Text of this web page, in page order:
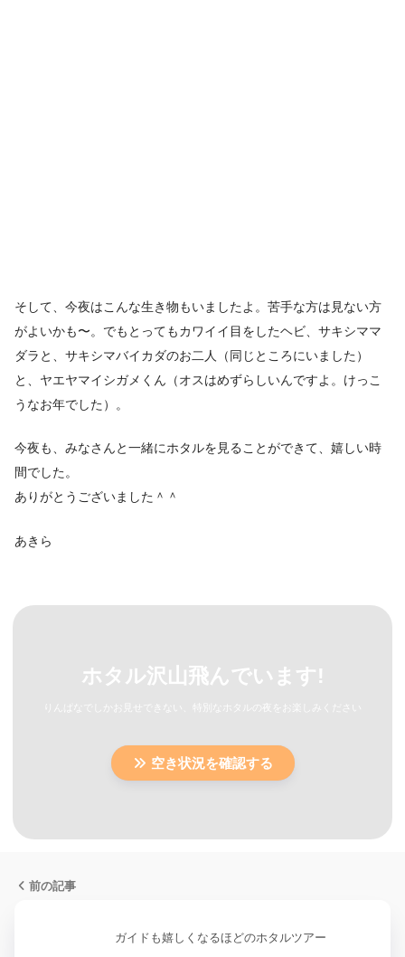
そして、今夜はこんな生き物もいましたよ。苦手な方は見ない方
がよいかも〜。でもとってもカワイイ目をしたヘビ、サキシママ
ダラと、サキシマバイカダのお二人（同じところにいました）
と、ヤエヤマイシガメくん（オスはめずらしいんですよ。けっこ
うなお年でした）。
今夜も、みなさんと一緒にホタルを見ることができて、嬉しい時
間でした。
ありがとうございました＾＾
あきら
ホタル沢山飛んでいます!
りんぱなでしかお見せできない、特別なホタルの夜をお楽しみください
空き状況を確認する
前の記事
ガイドも嬉しくなるほどのホタルツアー